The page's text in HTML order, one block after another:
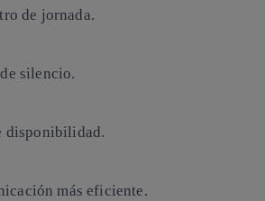
de jornada.
silencio.
disponibilidad.
más eficiente.